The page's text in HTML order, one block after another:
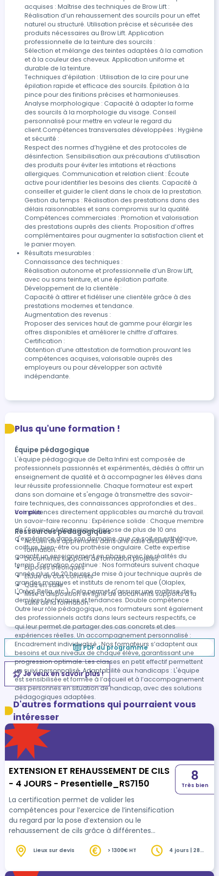
acquises : Maîtrise des techniques de Brow Lift :
Réalisation d’un rehaussement des sourcils pour un effet
naturel ou structuré. Utilisation précise et sécurisée des
produits nécessaires au Brow Lift. Application
professionnelle de la teinture des sourcils :
Sélection et mélange des teintes adaptées à la carnation
et à la couleur des cheveux. Application uniforme et
durable de la teinture.
Techniques d’épilation : Utilisation de la cire pour une
épilation rapide et efficace des sourcils. Épilation à la
pince pour des finitions précises et harmonieuses.
Analyse morphologique : Capacité à adapter la forme
des sourcils à la morphologie du visage. Conseil
personnalisé pour mettre en valeur le regard du
client.Compétences transversales développées : Hygiène
et sécurité :
Respect des normes d’hygiène et des protocoles de
désinfection. Sensibilisation aux précautions d’utilisation
des produits pour éviter les irritations et réactions
allergiques. Communication et relation client : Écoute
active pour identifier les besoins des clients. Capacité à
conseiller et guider le client dans le choix de la prestation.
Gestion du temps : Réalisation des prestations dans des
délais raisonnables et sans compromis sur la qualité.
Compétences commerciales : Promotion et valorisation
des prestations auprès des clients. Proposition d’offres
complémentaires pour augmenter la satisfaction client et
le panier moyen.
Résultats mesurables :
Connaissance des techniques :
Réalisation autonome et professionnelle d’un Brow Lift,
avec ou sans teinture, et une épilation parfaite.
Développement de la clientèle :
Capacité à attirer et fidéliser une clientèle grâce à des
prestations modernes et tendance.
Augmentation des revenus :
Proposer des services haut de gamme pour élargir les
offres disponibles et améliorer le chiffre d’affaires.
Certification :
Obtention d’une attestation de formation prouvant les
compétences acquises, valorisable auprès des
employeurs ou pour développer son activité
indépendante.
Plus qu'une formation !
Équipe pédagogique
L'équipe pédagogique de Delta Infini est composée de
professionnels passionnés et expérimentés, dédiés à offrir un
enseignement de qualité et à accompagner les élèves dans
leur réussite professionnelle. Chaque formateur est expert
dans son domaine et s'engage à transmettre des savoir-
faire techniques, des connaissances approfondies et des
compétences directement applicables au marché du travail.
Un savoir-faire reconnu : Expérience solide : Chaque membre
de l'équipe pédagogique dispose de plus de 10 ans
d'expérience dans son domaine, que ce soit en esthétique,
coiffure, bien-être ou prothésie ongulaire. Cette expertise
garantit un enseignement en phase avec les réalités du
terrain. Formation continue : Nos formateurs suivent chaque
année plus de 20 heures de mise à jour technique auprès de
grandes marques et instituts de renom tel que (Olaplex,
L'Oréal, Bella, etc.). Cela permet d'assurer une maîtrise des
dernières techniques et tendances. Double compétence :
Outre leur rôle pédagogique, nos formateurs sont également
des professionnels actifs dans leurs secteurs respectifs, ce
qui leur permet de partager des cas concrets et des
expériences réelles. Un accompagnement personnalisé :
Encadrement individualisé : Nos formateurs s’adaptent aux
besoins et aux niveaux de chaque élève, garantissant une
progression optimale. Les classes en petit effectif permettent
un suivi personnalisé. Adaptabilité aux handicaps : L'équipe
est sensibilisée et formée à l’accueil et à l’accompagnement
des personnes en situation de handicap, avec des solutions
pédagogiques adaptées.
Voir plus
Ressources pédagogiques
Accueil des apprenants dans une salle dédiée à la
formation.
Documents supports de formation projetés.
Exposés théoriques
Etude de cas concrets
Quiz en salle
Mise à disposition en ligne de documents supports à la
suite de la formation.
PDF du programme
Je veux en savoir plus !
D'autres formations qui pourraient vous
intéresser
EXTENSION ET REHAUSSEMENT DE CILS
- 4 JOURS - Presentielle_RS7150
La certification permet de valider les
compétences pour l’exercice de l’intensification
du regard par la pose d’extension ou le
rehaussement de cils grâce à différentes
8
Très bien
Lieux sur devis > 1300€ HT
4 jours | 28